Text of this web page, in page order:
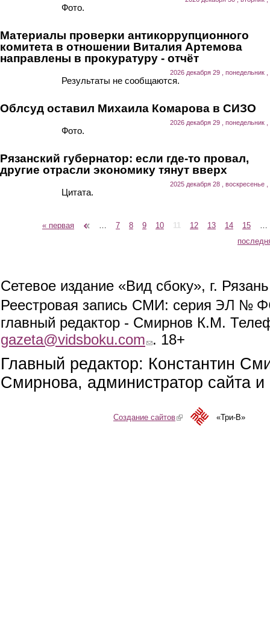
Фото.
Материалы проверки антикоррупционного
комитета в отношении Виталия Артемова
направлены в прокуратуру - отчёт
2026 декабря 29 , понедельник ,
Результаты не сообщаются.
Облсуд оставил Михаила Комарова в СИЗО
2026 декабря 29 , понедельник ,
Фото.
Рязанский губернатор: если где-то провал,
другие отрасли экономику тянут вверх
2025 декабря 28 , воскресенье ,
Цитата.
Страницы« первая 7 8 9 10 11 12 13 14 15
Сетевое издание «Вид сбоку», г.
Реестровая запись СМИ: серия ЭЛ №
главный редактор - Смирнов К.М.
gazeta@vidsboku.com (link sends e-mail)
. 18+
Главный редактор: Константин
Смирнова, администратор сайта
Создание сайтов(link is external)«Три-В»